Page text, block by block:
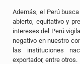
Además, el Perú
abierto, equitativo y
intereses del Perú
negativo en nuestro
las instituciones
exportador, entre otros.